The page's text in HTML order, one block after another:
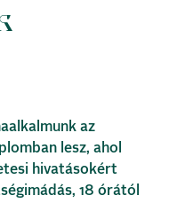
az
lesz, ahol
hivatásokért
18 órától